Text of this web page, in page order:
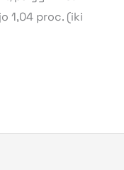
1,04 proc. (iki